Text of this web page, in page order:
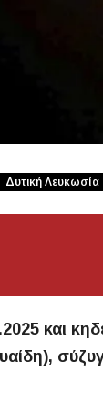
Δυτική Λευκωσία
και